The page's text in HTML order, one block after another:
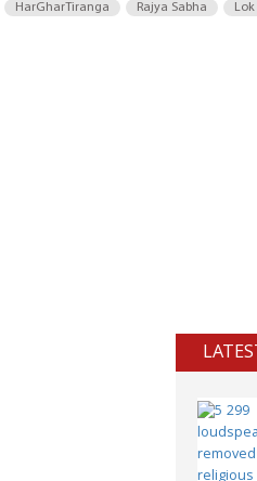
HarGharTiranga Rajya Sabha